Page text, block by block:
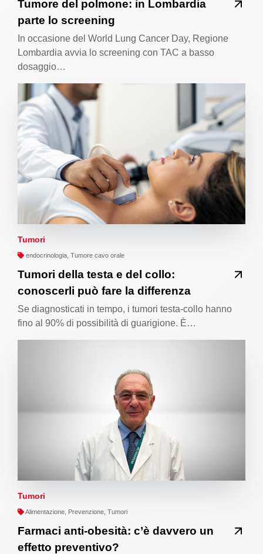
Tumore del polmone: in Lombardia
parte lo screening
In occasione del World Lung Cancer Day, Regione
Lombardia avvia lo screening con TAC a basso
dosaggio…
Tumori
endocrinologia, Tumore cavo orale
Tumori della testa e del collo:
conoscerli può fare la differenza
Se diagnosticati in tempo, i tumori testa-collo hanno
fino al 90% di possibilità di guarigione. È…
Tumori
Alimentazione, Prevenzione, Tumori
Farmaci anti-obesità: c’è davvero un
effetto preventivo?